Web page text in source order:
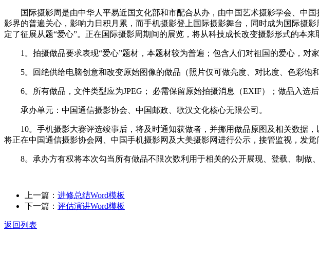
国际摄影周是由中华人平易近国文化部和市配合从办，由中国艺术摄影学会、中国
影界的普遍关心，影响力日积月累，而手机摄影登上国际摄影舞台，同时成为国际摄
定了征展从题“爱心”。正在国际摄影周期间的展览，将从科技成长改变摄影形式的本来
1。拍摄做品要求表现“爱心”题材，本题材较为普遍；包含人们对祖国的爱心，对
5。回绝供给电脑创意和改变原始图像的做品（照片仅可做亮度、对比度、色彩饱
6。所有做品，文件类型应为JPEG； 必需保留原始拍摄消息（EXIF）；做品入选后
承办单元：中国通信摄影协会、中国邮政、歌汉文化核心无限公司。
10。手机摄影大赛评选竣事后，将及时通知获做者，并挪用做品原图及相关数据，
将正在中国通信摄影协会网、中国手机摄影网及大美摄影网进行公示，接管监视，发觉
8。承办方有权将本次勾当所有做品不限次数利用于相关的公开展现、登载、制做
上一篇： 进修总结Word模板
下一篇： 评估演讲Word模板
返回列表